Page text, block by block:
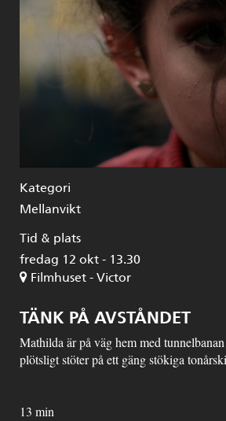
Kategori
Mellanvikt
Tid & plats
fredag 12 okt - 13.30
Filmhuset - Victor
TÄNK PÅ AVSTÅNDET
Mathilda är på väg hem med
plötsligt stöter på ett gäng stökiga
13 min